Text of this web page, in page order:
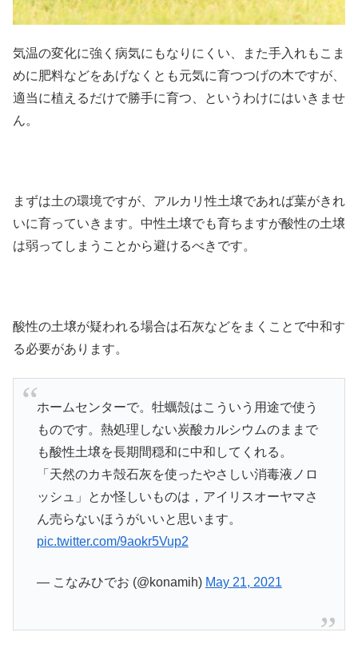
気温の変化に強く病気にもなりにくい、また手入れもこま
めに肥料などをあげなくとも元気に育つつげの木ですが、
適当に植えるだけで勝手に育つ、というわけにはいきませ
ん。
まずは土の環境ですが、アルカリ性土壌であれば葉がきれ
いに育っていきます。中性土壌でも育ちますが酸性の土壌
は弱ってしまうことから避けるべきです。
酸性の土壌が疑われる場合は石灰などをまくことで中和す
る必要があります。
ホームセンターで。牡蠣殻はこういう用途で使う
ものです。熱処理しない炭酸カルシウムのままで
も酸性土壌を長期間穏和に中和してくれる。
「天然のカキ殻石灰を使ったやさしい消毒液ノロ
ッシュ」とか怪しいものは，アイリスオーヤマさ
ん売らないほうがいいと思います。
pic.twitter.com/9aokr5Vup2
— こなみひでお (@konamih) May 21, 2021